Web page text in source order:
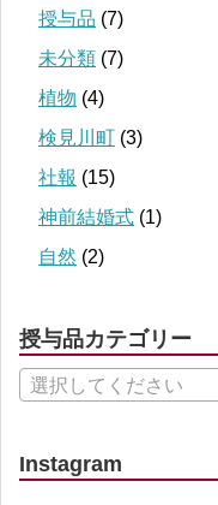
授与品 (7)
未分類 (7)
植物 (4)
検見川町 (3)
社報 (15)
神前結婚式 (1)
自然 (2)
授与品カテゴリー
選択してください
Instagram